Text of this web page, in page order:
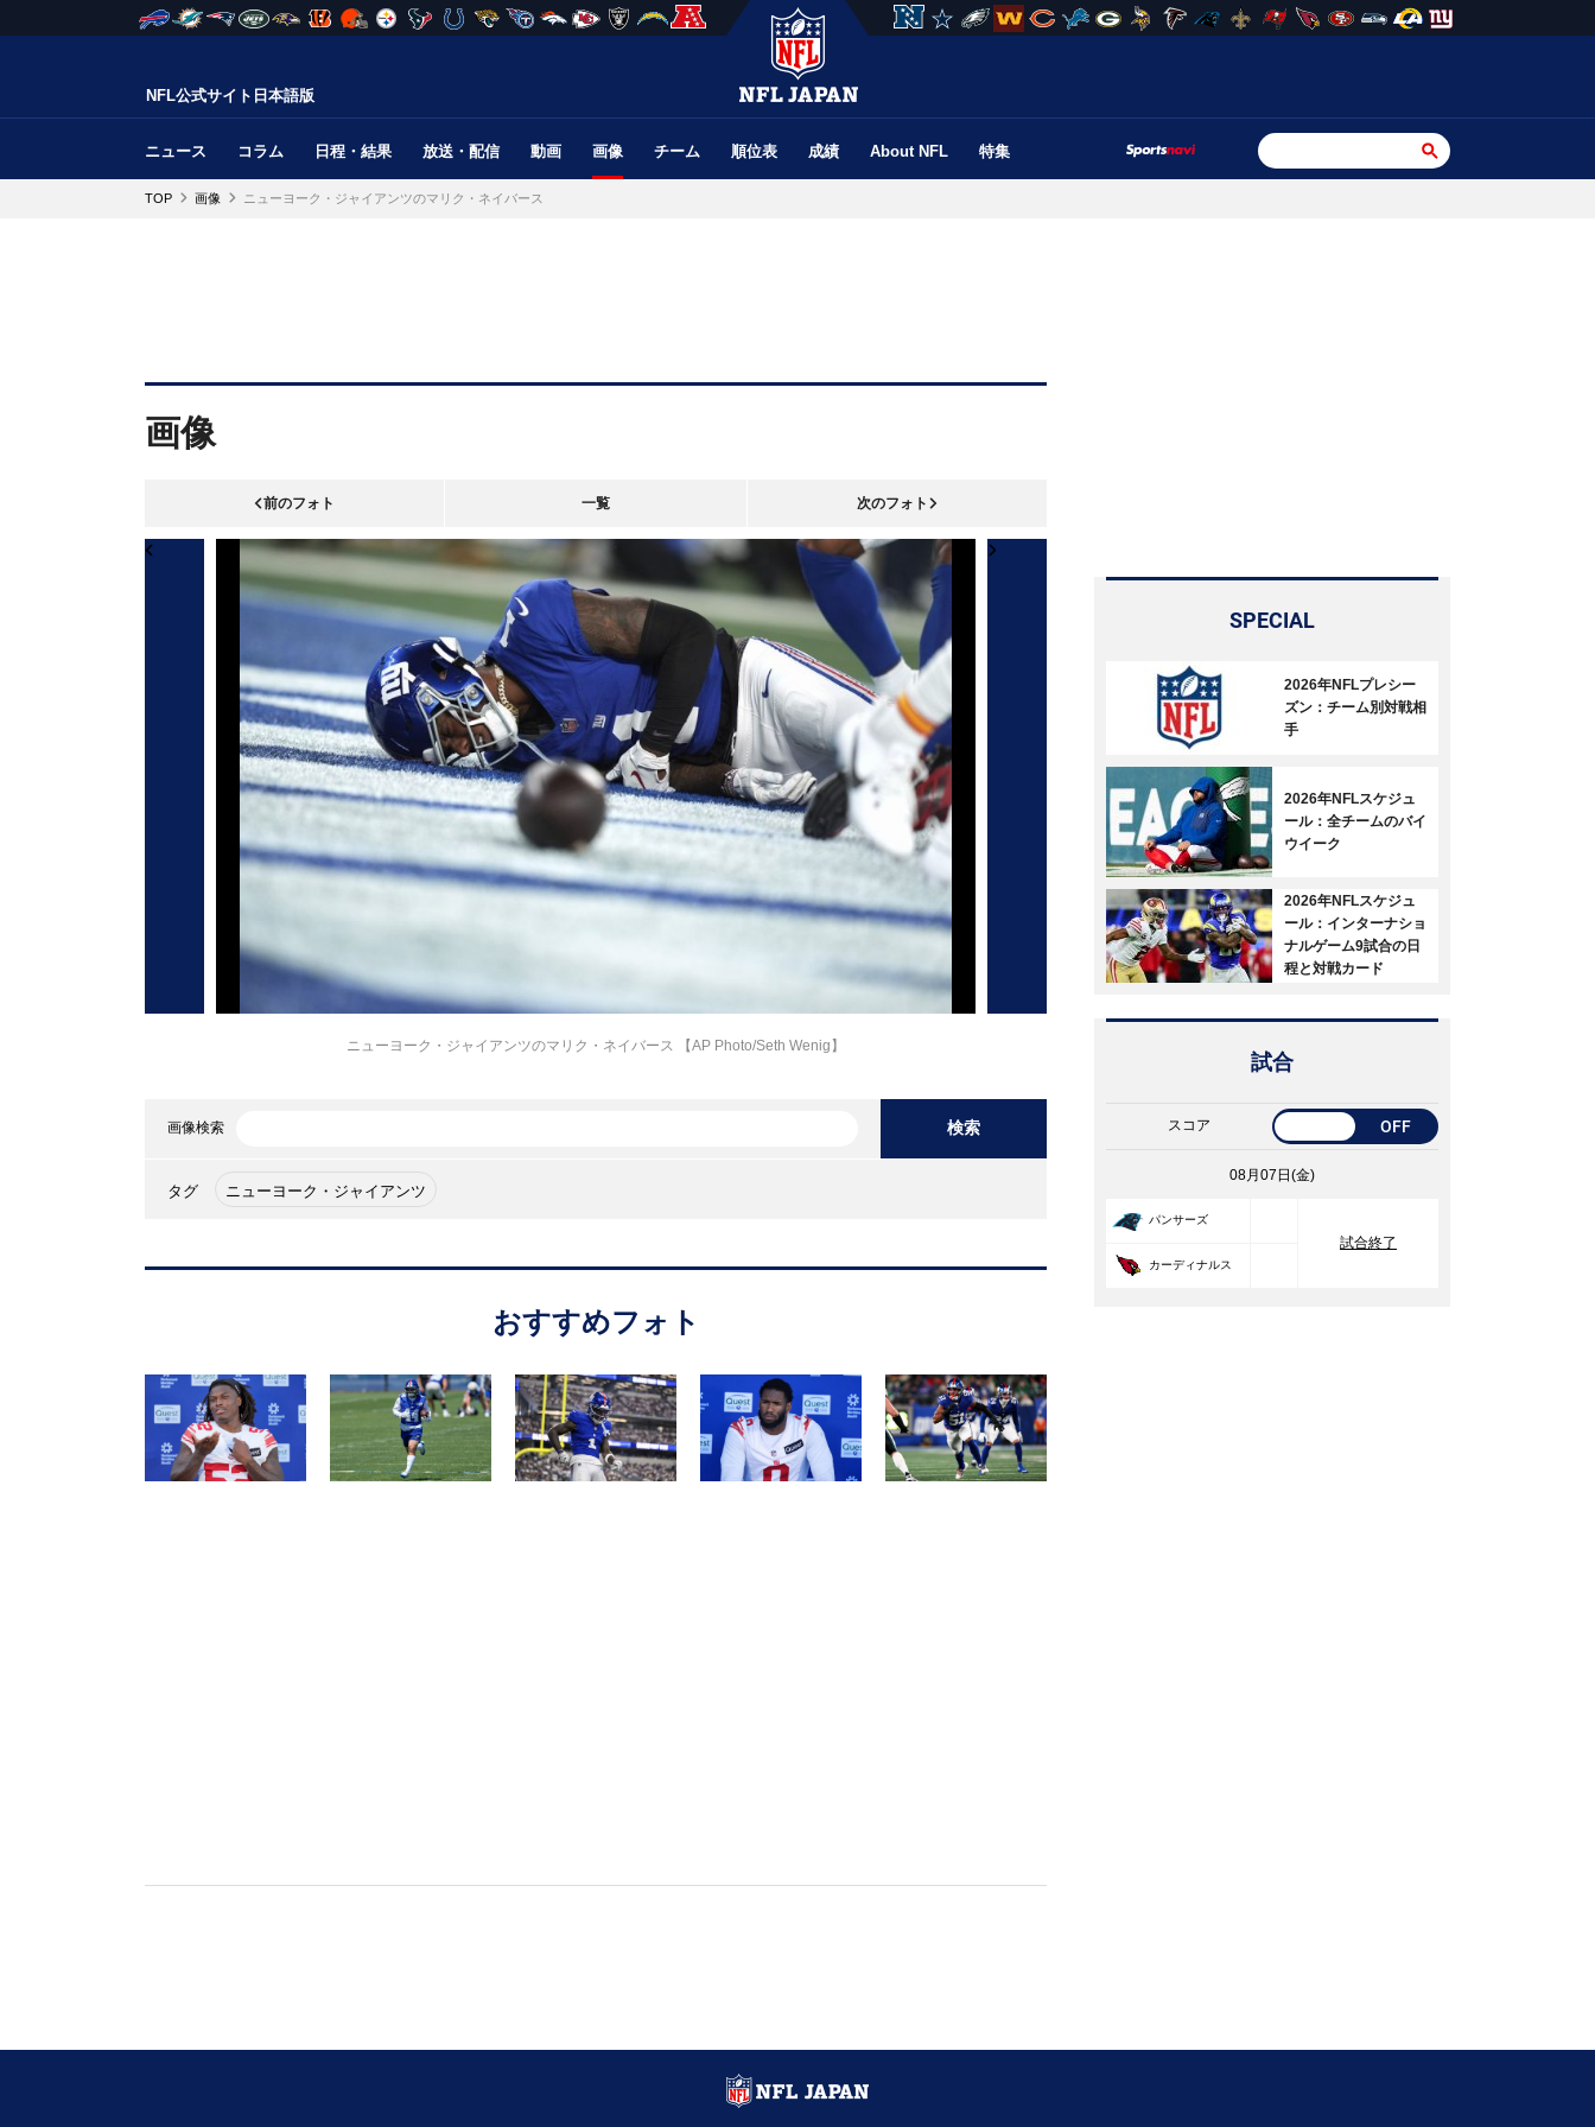
NFL公式サイト日本語版
ニュース コラム 日程・結果 放送・配信 動画 画像 チーム 順位表 成績 About NFL 特集
TOP 画像 ニューヨーク・ジャイアンツのマリク・ネイバース
画像
前のフォト 一覧 次のフォト
ニューヨーク・ジャイアンツのマリク・ネイバース 【AP Photo/Seth Wenig】
画像検索 検索
タグ ニューヨーク・ジャイアンツ
おすすめフォト
SPECIAL
2026年NFLプレシー
ズン：チーム別対戦相
手
2026年NFLスケジュ
ール：全チームのバイ
ウイーク
2026年NFLスケジュ
ール：インターナショ
ナルゲーム9試合の日
程と対戦カード
試合
スコア OFF
08月07日(金)
パンサーズ
試合終了
カーディナルス